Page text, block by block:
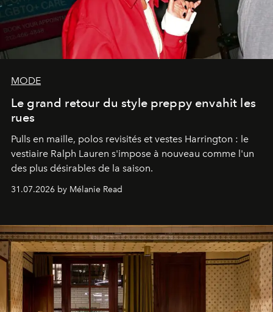
MODE
Le grand retour du style preppy envahit les
rues
Pulls en maille, polos revisités et vestes Harrington : le
vestiaire Ralph Lauren s'impose à nouveau comme l'un
des plus désirables de la saison.
31.07.2026 by Mélanie Read